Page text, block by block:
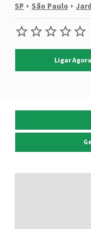
SP São Paulo
Ligar Agora